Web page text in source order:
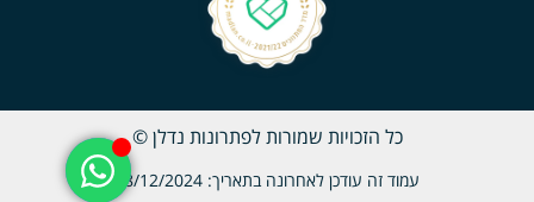
כל הזכויות שמורות לפתרונות נדלן ©
עמוד זה עודכן לאחרונה בתאריך: 18/12/2024